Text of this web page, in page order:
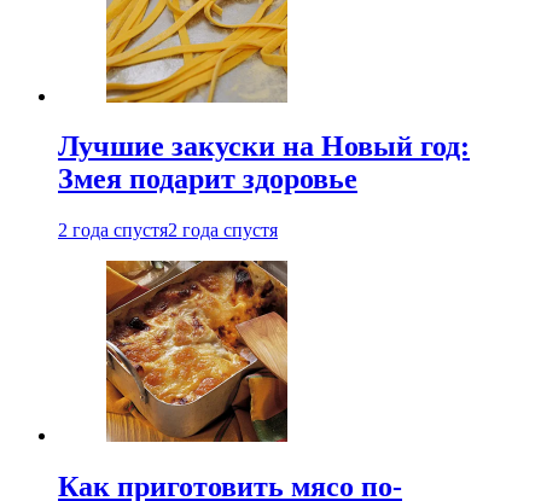
Лучшие закуски на Новый год:
Змея подарит здоровье
2 года спустя2 года спустя
Как приготовить мясо по-